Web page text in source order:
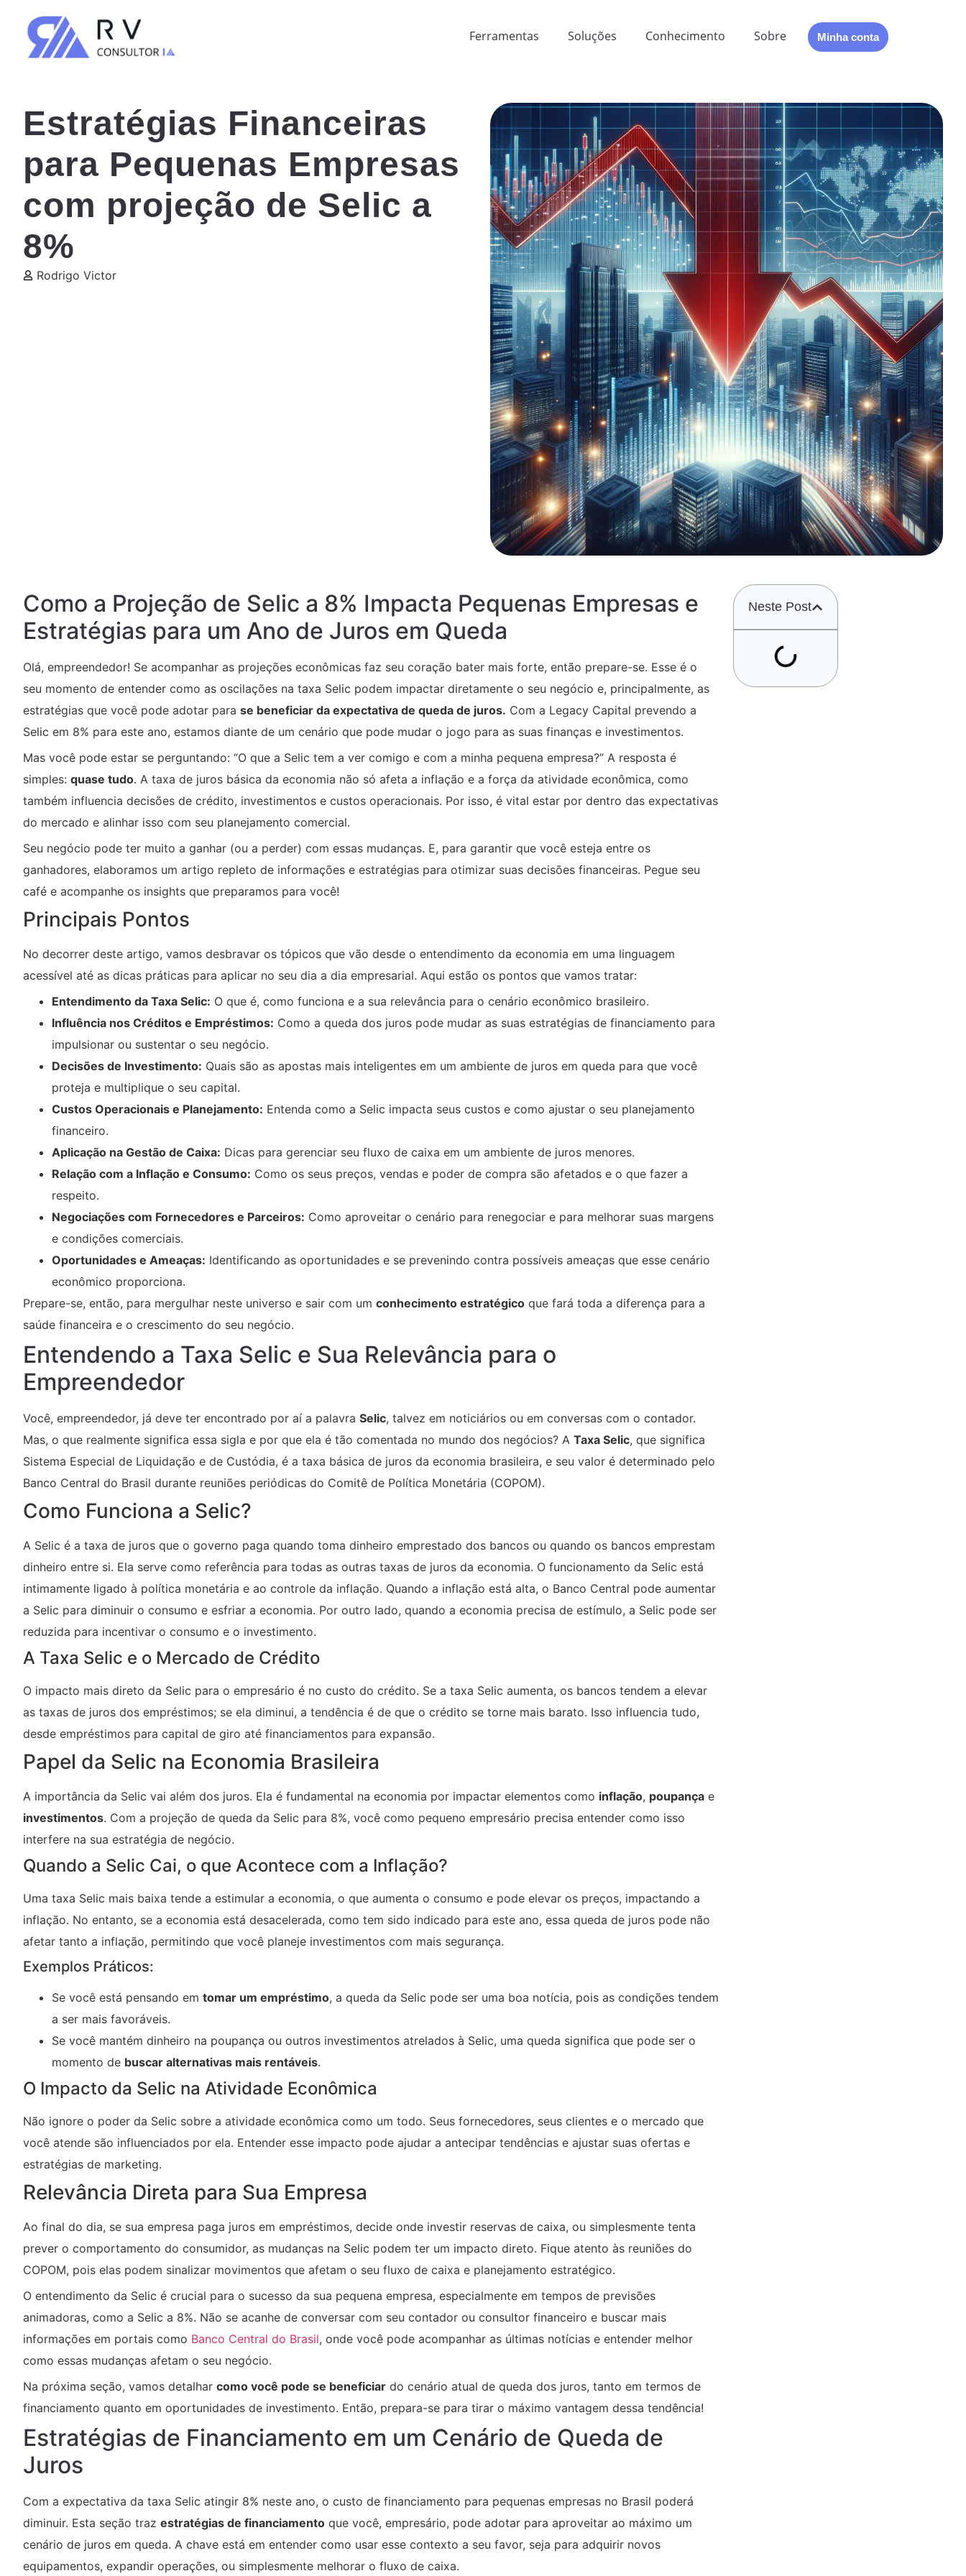
Ferramentas Soluções Conhecimento Sobre Minha conta
Estratégias Financeiras
para Pequenas Empresas
com projeção de Selic a
8%
Rodrigo Victor
Como a Projeção de Selic a 8% Impacta Pequenas Empresas e
Estratégias para um Ano de Juros em Queda
Olá, empreendedor! Se acompanhar as projeções econômicas faz seu coração bater mais forte, então prepare-se. Esse é o
seu momento de entender como as oscilações na taxa Selic podem impactar diretamente o seu negócio e, principalmente, as
estratégias que você pode adotar para se beneficiar da expectativa de queda de juros. Com a Legacy Capital prevendo a
Selic em 8% para este ano, estamos diante de um cenário que pode mudar o jogo para as suas finanças e investimentos.
Mas você pode estar se perguntando: “O que a Selic tem a ver comigo e com a minha pequena empresa?” A resposta é
simples: quase tudo. A taxa de juros básica da economia não só afeta a inflação e a força da atividade econômica, como
também influencia decisões de crédito, investimentos e custos operacionais. Por isso, é vital estar por dentro das expectativas
do mercado e alinhar isso com seu planejamento comercial.
Seu negócio pode ter muito a ganhar (ou a perder) com essas mudanças. E, para garantir que você esteja entre os
ganhadores, elaboramos um artigo repleto de informações e estratégias para otimizar suas decisões financeiras. Pegue seu
café e acompanhe os insights que preparamos para você!
Principais Pontos
No decorrer deste artigo, vamos desbravar os tópicos que vão desde o entendimento da economia em uma linguagem
acessível até as dicas práticas para aplicar no seu dia a dia empresarial. Aqui estão os pontos que vamos tratar:
Entendimento da Taxa Selic: O que é, como funciona e a sua relevância para o cenário econômico brasileiro.
Influência nos Créditos e Empréstimos: Como a queda dos juros pode mudar as suas estratégias de financiamento para
impulsionar ou sustentar o seu negócio.
Decisões de Investimento: Quais são as apostas mais inteligentes em um ambiente de juros em queda para que você
proteja e multiplique o seu capital.
Custos Operacionais e Planejamento: Entenda como a Selic impacta seus custos e como ajustar o seu planejamento
financeiro.
Aplicação na Gestão de Caixa: Dicas para gerenciar seu fluxo de caixa em um ambiente de juros menores.
Relação com a Inflação e Consumo: Como os seus preços, vendas e poder de compra são afetados e o que fazer a
respeito.
Negociações com Fornecedores e Parceiros: Como aproveitar o cenário para renegociar e para melhorar suas margens
e condições comerciais.
Oportunidades e Ameaças: Identificando as oportunidades e se prevenindo contra possíveis ameaças que esse cenário
econômico proporciona.
Prepare-se, então, para mergulhar neste universo e sair com um conhecimento estratégico que fará toda a diferença para a
saúde financeira e o crescimento do seu negócio.
Entendendo a Taxa Selic e Sua Relevância para o
Empreendedor
Você, empreendedor, já deve ter encontrado por aí a palavra Selic, talvez em noticiários ou em conversas com o contador.
Mas, o que realmente significa essa sigla e por que ela é tão comentada no mundo dos negócios? A Taxa Selic, que significa
Sistema Especial de Liquidação e de Custódia, é a taxa básica de juros da economia brasileira, e seu valor é determinado pelo
Banco Central do Brasil durante reuniões periódicas do Comitê de Política Monetária (COPOM).
Como Funciona a Selic?
A Selic é a taxa de juros que o governo paga quando toma dinheiro emprestado dos bancos ou quando os bancos emprestam
dinheiro entre si. Ela serve como referência para todas as outras taxas de juros da economia. O funcionamento da Selic está
intimamente ligado à política monetária e ao controle da inflação. Quando a inflação está alta, o Banco Central pode aumentar
a Selic para diminuir o consumo e esfriar a economia. Por outro lado, quando a economia precisa de estímulo, a Selic pode ser
reduzida para incentivar o consumo e o investimento.
A Taxa Selic e o Mercado de Crédito
O impacto mais direto da Selic para o empresário é no custo do crédito. Se a taxa Selic aumenta, os bancos tendem a elevar
as taxas de juros dos empréstimos; se ela diminui, a tendência é de que o crédito se torne mais barato. Isso influencia tudo,
desde empréstimos para capital de giro até financiamentos para expansão.
Papel da Selic na Economia Brasileira
A importância da Selic vai além dos juros. Ela é fundamental na economia por impactar elementos como inflação, poupança e
investimentos. Com a projeção de queda da Selic para 8%, você como pequeno empresário precisa entender como isso
interfere na sua estratégia de negócio.
Quando a Selic Cai, o que Acontece com a Inflação?
Uma taxa Selic mais baixa tende a estimular a economia, o que aumenta o consumo e pode elevar os preços, impactando a
inflação. No entanto, se a economia está desacelerada, como tem sido indicado para este ano, essa queda de juros pode não
afetar tanto a inflação, permitindo que você planeje investimentos com mais segurança.
Exemplos Práticos:
Se você está pensando em tomar um empréstimo, a queda da Selic pode ser uma boa notícia, pois as condições tendem
a ser mais favoráveis.
Se você mantém dinheiro na poupança ou outros investimentos atrelados à Selic, uma queda significa que pode ser o
momento de buscar alternativas mais rentáveis.
O Impacto da Selic na Atividade Econômica
Não ignore o poder da Selic sobre a atividade econômica como um todo. Seus fornecedores, seus clientes e o mercado que
você atende são influenciados por ela. Entender esse impacto pode ajudar a antecipar tendências e ajustar suas ofertas e
estratégias de marketing.
Relevância Direta para Sua Empresa
Ao final do dia, se sua empresa paga juros em empréstimos, decide onde investir reservas de caixa, ou simplesmente tenta
prever o comportamento do consumidor, as mudanças na Selic podem ter um impacto direto. Fique atento às reuniões do
COPOM, pois elas podem sinalizar movimentos que afetam o seu fluxo de caixa e planejamento estratégico.
O entendimento da Selic é crucial para o sucesso da sua pequena empresa, especialmente em tempos de previsões
animadoras, como a Selic a 8%. Não se acanhe de conversar com seu contador ou consultor financeiro e buscar mais
informações em portais como Banco Central do Brasil, onde você pode acompanhar as últimas notícias e entender melhor
como essas mudanças afetam o seu negócio.
Na próxima seção, vamos detalhar como você pode se beneficiar do cenário atual de queda dos juros, tanto em termos de
financiamento quanto em oportunidades de investimento. Então, prepara-se para tirar o máximo vantagem dessa tendência!
Estratégias de Financiamento em um Cenário de Queda de
Juros
Com a expectativa da taxa Selic atingir 8% neste ano, o custo de financiamento para pequenas empresas no Brasil poderá
diminuir. Esta seção traz estratégias de financiamento que você, empresário, pode adotar para aproveitar ao máximo um
cenário de juros em queda. A chave está em entender como usar esse contexto a seu favor, seja para adquirir novos
equipamentos, expandir operações, ou simplesmente melhorar o fluxo de caixa.
Neste Post